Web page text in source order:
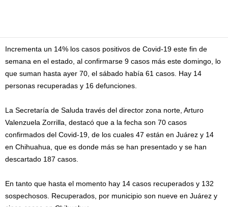
Incrementa un 14% los casos positivos de Covid-19 este fin de
semana en el estado, al confirmarse 9 casos más este domingo, lo
que suman hasta ayer 70, el sábado había 61 casos. Hay 14
personas recuperadas y 16 defunciones.
La Secretaría de Saluda través del director zona norte, Arturo
Valenzuela Zorrilla, destacó que a la fecha son 70 casos
confirmados del Covid-19, de los cuales 47 están en Juárez y 14
en Chihuahua, que es donde más se han presentado y se han
descartado 187 casos.
En tanto que hasta el momento hay 14 casos recuperados y 132
sospechosos. Recuperados, por municipio son nueve en Juárez y